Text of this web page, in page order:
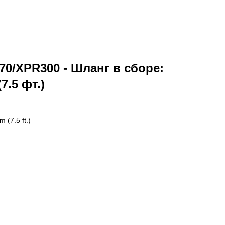
XPR300 - Шланг в сборе:
фт.)
(7.5 ft.)